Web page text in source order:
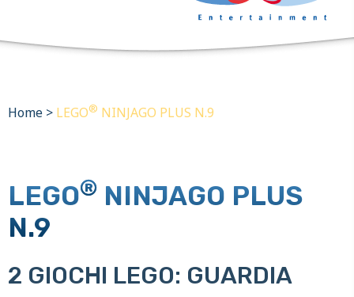
Home > LEGO® NINJAGO PLUS N.9
LEGO® NINJAGO PLUS
N.9
2 GIOCHI LEGO: GUARDIA